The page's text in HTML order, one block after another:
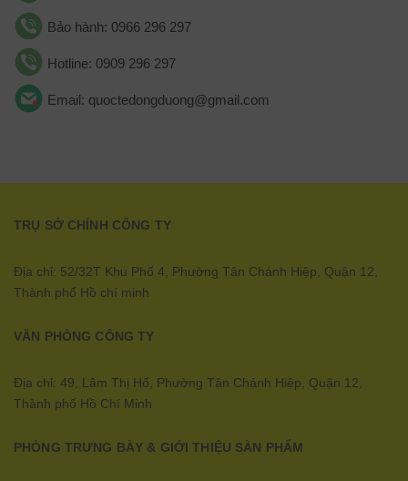
Bảo hành: 0966 296 297
Hotline: 0909 296 297
Email: quoctedongduong@gmail.com
TRỤ SỞ CHÍNH CÔNG TY
Địa chỉ: 52/32T Khu Phố 4, Phường Tân Chánh Hiệp, Quận 12,
Thành phố Hồ chí minh
VĂN PHÒNG CÔNG TY
Địa chỉ: 49, Lâm Thị Hố, Phường Tân Chánh Hiệp, Quận 12,
Thành phố Hồ Chí Minh
PHÒNG TRƯNG BÀY & GIỚI THIỆU SÀN PHẨM